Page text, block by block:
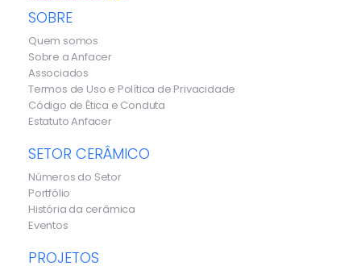
SOBRE
Quem somos
Sobre a Anfacer
Associados
Termos de Uso e Política de Privacidade
Código de Ética e Conduta
Estatuto Anfacer
SETOR CERÂMICO
Números do Setor
Portfólio
História da cerâmica
Eventos
PROJETOS